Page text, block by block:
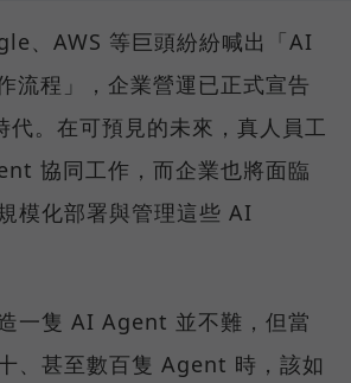
、AWS 等巨頭紛紛喊出「AI
流程」，企業營運已正式宣告
代。在可預見的未來，真人員工
協同工作，而企業也將面臨
模化部署與管理這些 AI
一隻 AI Agent 並不難，但當
、甚至數百隻 Agent 時，該如